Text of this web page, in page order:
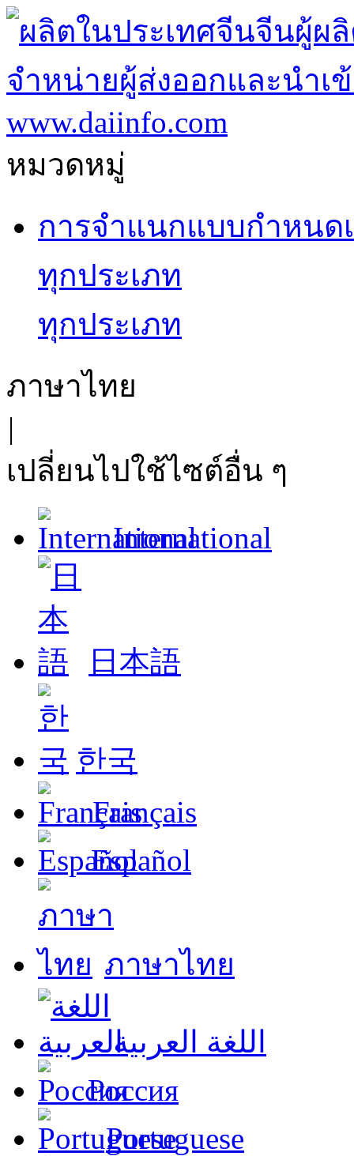
หมวดหมู่
การจำแนกแบบกำหนด
ทุกประเภท
ทุกประเภท
ภาษาไทย
|
เปลี่ยนไปใช้ไซต์อื่น ๆ
International
日本語
한국
Français
Español
ภาษาไทย
اللغة العربية
Россия
Portuguese